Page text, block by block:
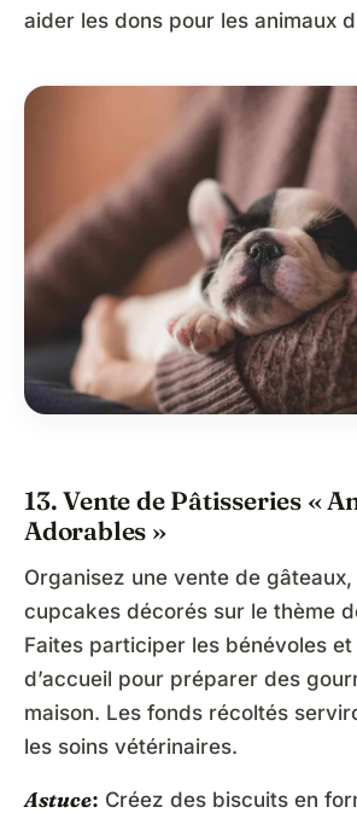
aider les dons pour les animaux
13. Vente de Pâtisseries «
Adorables »
Organisez une vente de
cupcakes décorés sur le thème
Faites participer les bénévoles
d’accueil pour préparer des
maison. Les fonds récoltés
les soins vétérinaires.
Astuce: Créez des biscuits en